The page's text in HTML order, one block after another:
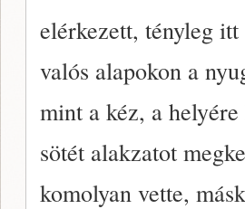
elérkezett, tényleg itt
valós alapokon a
mint a kéz, a
sötét alakzatot
komolyan vette,